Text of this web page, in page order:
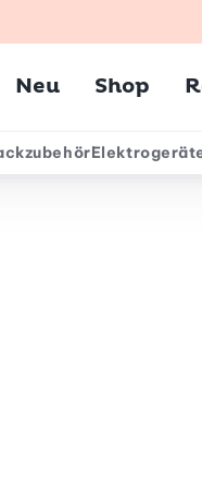
Neu Shop